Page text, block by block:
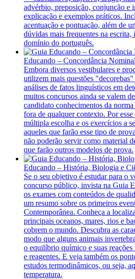
advérbio, preposição, conjunção
explicação e exemplos práticos.
acentuação e pontuação, além de
dúvidas mais frequentes na escrita,
domínio do português.
Educando – Concordância
Embora diversos vestibulares e
utilizem mais questões
análises de fatos linguísticos em
muitos concursos ainda se valem
candidato conhecimentos da
fora de qualquer contexto. Por
múltipla escolha e os exercícios a
aqueles que farão esse tipo de
não poderão servir como material
que farão outros modelos de prova.
Educando – História, Biologia e
Se o seu objetivo é estudar para o
concurso público, invista na Guia
os exames com conteúdos de
um resumo sobre os primeiros
Contemporânea. Conheça a
principais oceanos, mares, rios e
cobrem o mundo. Descubra as
modo que alguns animais
o equilíbrio químico e suas
e reagentes. E veja também os
estudos termodinâmicos, ou seja,
temperatura.